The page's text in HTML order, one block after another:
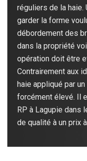
réguliers de la haie.
garder la forme
débordement des
dans la propriété
opération doit être
Contrairement aux
haie appliqué par
forcément élevé. Il
RP à Lagupie dans
de qualité à un prix